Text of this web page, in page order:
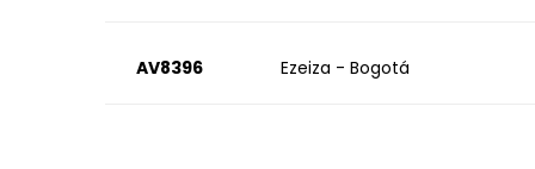
AV8396 Ezeiza - Bogotá